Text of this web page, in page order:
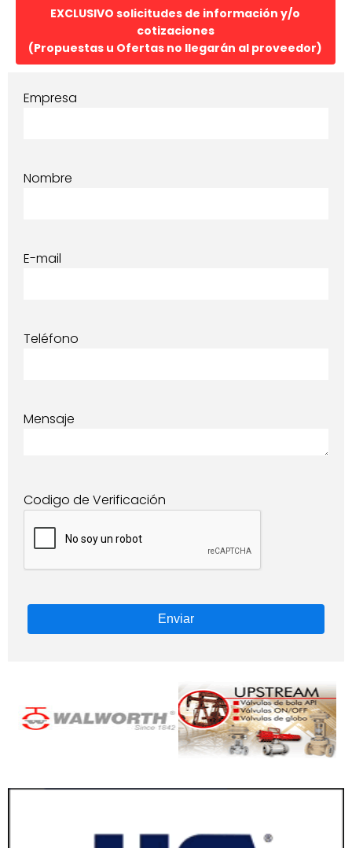
EXCLUSIVO solicitudes de información y/o
cotizaciones
(Propuestas u Ofertas no llegarán al proveedor)
Empresa
Nombre
E-mail
Teléfono
Mensaje
Codigo de Verificación
Enviar